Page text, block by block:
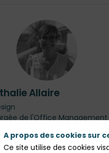
NA
Allaire
de l'Office Management
A propos des cookies sur
Ce site utilise des cookies